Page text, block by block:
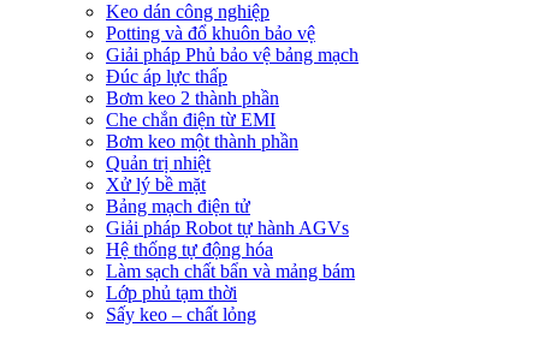
Keo dán công nghiệp
Potting và đổ khuôn bảo vệ
Giải pháp Phủ bảo vệ bảng mạch
Đúc áp lực thấp
Bơm keo 2 thành phần
Che chắn điện từ EMI
Bơm keo một thành phần
Quản trị nhiệt
Xử lý bề mặt
Bảng mạch điện tử
Giải pháp Robot tự hành AGVs
Hệ thống tự động hóa
Làm sạch chất bẩn và mảng bám
Lớp phủ tạm thời
Sấy keo – chất lỏng